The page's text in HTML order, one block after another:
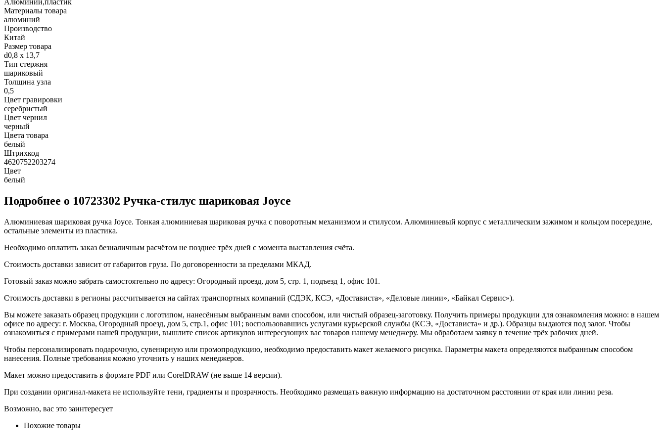
Материалы товара
алюминий
Производство
Китай
Размер товара
d0,8 х 13,7
Тип стержня
шариковый
Толщина узла
0,5
Цвет гравировки
серебристый
Цвет чернил
черный
Цвета товара
белый
Штрихкод
4620752203274
Цвет
белый
Подробнее о 10723302 Ручка-стилус шариковая Joyce
Алюминиевая шариковая ручка Joyce. Тонкая алюминиевая шариковая ручка с поворотным механизмом и стилусом. Алюминиевый корпус с металлическим зажимом и кольцом посередине,
остальные элементы из пластика.
Необходимо оплатить заказ безналичным расчётом не позднее трёх дней с момента выставления счёта.
Стоимость доставки зависит от габаритов груза. По договоренности за пределами МКАД.
Готовый заказ можно забрать самостоятельно по адресу: Огородный проезд, дом 5, стр. 1, подъезд 1, офис 101.
Стоимость доставки в регионы рассчитывается на сайтах транспортных компаний (СДЭК, КСЭ, «Достависта», «Деловые линии», «Байкал Сервис»).
Вы можете заказать образец продукции с логотипом, нанесённым выбранным вами способом, или чистый образец-заготовку. Получить примеры продукции для ознакомления можно: в нашем
офисе по адресу: г. Москва, Огородный проезд, дом 5, стр.1, офис 101; воспользовавшись услугами курьерской службы (КСЭ, «Достависта» и др.). Образцы выдаются под залог. Чтобы
ознакомиться с примерами нашей продукции, вышлите список артикулов интересующих вас товаров нашему менеджеру. Мы обработаем заявку в течение трёх рабочих дней.
Чтобы персонализировать подарочную, сувенирную или промопродукцию, необходимо предоставить макет желаемого рисунка. Параметры макета определяются выбранным способом
нанесения. Полные требования можно уточнить у наших менеджеров.
Макет можно предоставить в формате PDF или CorelDRAW (не выше 14 версии).
При создании оригинал-макета не используйте тени, градиенты и прозрачность. Необходимо размещать важную информацию на достаточном расстоянии от края или линии реза.
Возможно, вас это заинтересует
Похожие товары